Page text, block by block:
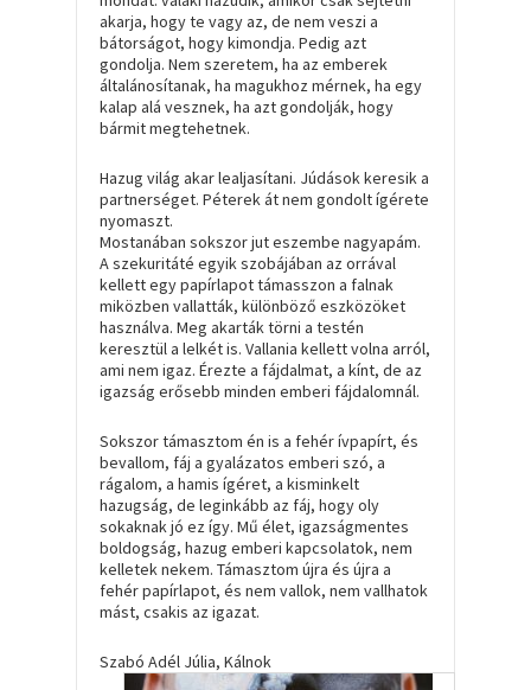
akarja, hogy te vagy az, de nem veszi a
bátorságot, hogy kimondja. Pedig azt
gondolja. Nem szeretem, ha az emberek
általánosítanak, ha magukhoz mérnek, ha egy
kalap alá vesznek, ha azt gondolják, hogy
bármit megtehetnek.
Hazug világ akar lealjasítani. Júdások keresik a
partnerséget. Péterek át nem gondolt ígérete
nyomaszt.
Mostanában sokszor jut eszembe nagyapám.
A szekuritáté egyik szobájában az orrával
kellett egy papírlapot támasszon a falnak
miközben vallatták, különböző eszközöket
használva. Meg akarták törni a testén
keresztül a lelkét is. Vallania kellett volna arról,
ami nem igaz. Érezte a fájdalmat, a kínt, de az
igazság erősebb minden emberi fájdalomnál.
Sokszor támasztom én is a fehér ívpapírt, és
bevallom, fáj a gyalázatos emberi szó, a
rágalom, a hamis ígéret, a kisminkelt
hazugság, de leginkább az fáj, hogy oly
sokaknak jó ez így. Mű élet, igazságmentes
boldogság, hazug emberi kapcsolatok, nem
kelletek nekem. Támasztom újra és újra a
fehér papírlapot, és nem vallok, nem vallhatok
mást, csakis az igazat.
Szabó Adél Júlia, Kálnok